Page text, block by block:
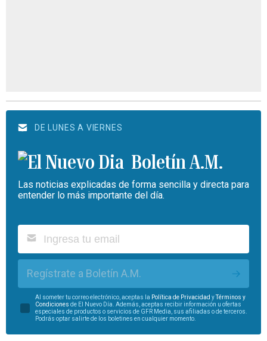
DE LUNES A VIERNES
Boletín A.M.
Las noticias explicadas de forma sencilla y directa para
entender lo más importante del día.
Regístrate a Boletín A.M.
Al someter tu correo electrónico, aceptas la Política de Privacidad yTérminos y
Condiciones de El Nuevo Día. Además, aceptas recibir información u ofertas
especiales de productos o servicios de GFR Media, sus afiliadas o de terceros.
Podrás optar salirte de los boletines en cualquier momento.